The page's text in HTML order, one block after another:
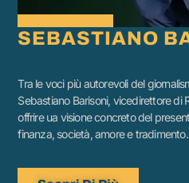
SEBASTIANO
Tra le voci più autorevoli del
Sebastiano Barisoni, vicedirettore di
offrire ua visione concreto del
finanza, società, amore e tradimento.